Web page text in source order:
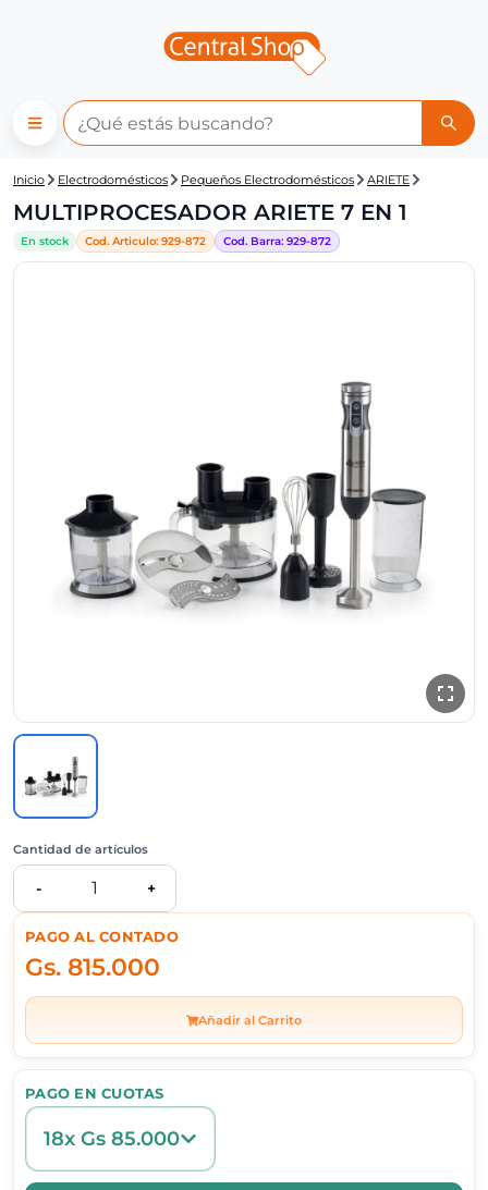
Central Shop:
Inicio Electrodomésticos Pequeños Electrodomésticos ARIETE
MULTIPROCESADOR ARIETE 7 EN 1
En stock Cod. Articulo: 929-872 Cod. Barra: 929-872
PAGO AL CONTADO
Gs. 815.000
Añadir al Carrito
PAGO EN CUOTAS
18x Gs 85.000
Cantidad de artículos
- 1 +